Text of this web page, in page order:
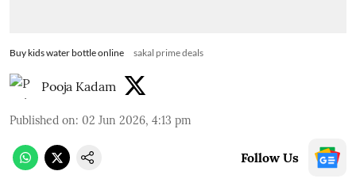
Buy kids water bottle online sakal prime deals
Pooja Kadam
Published on: 02 Jun 2026, 4:13 pm
Follow Us